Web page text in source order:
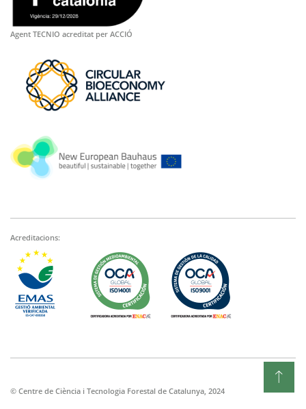
Agent TECNIO acreditat per ACCIÓ
Acreditacions:
© Centre de Ciència i Tecnologia Forestal de Catalunya, 2024